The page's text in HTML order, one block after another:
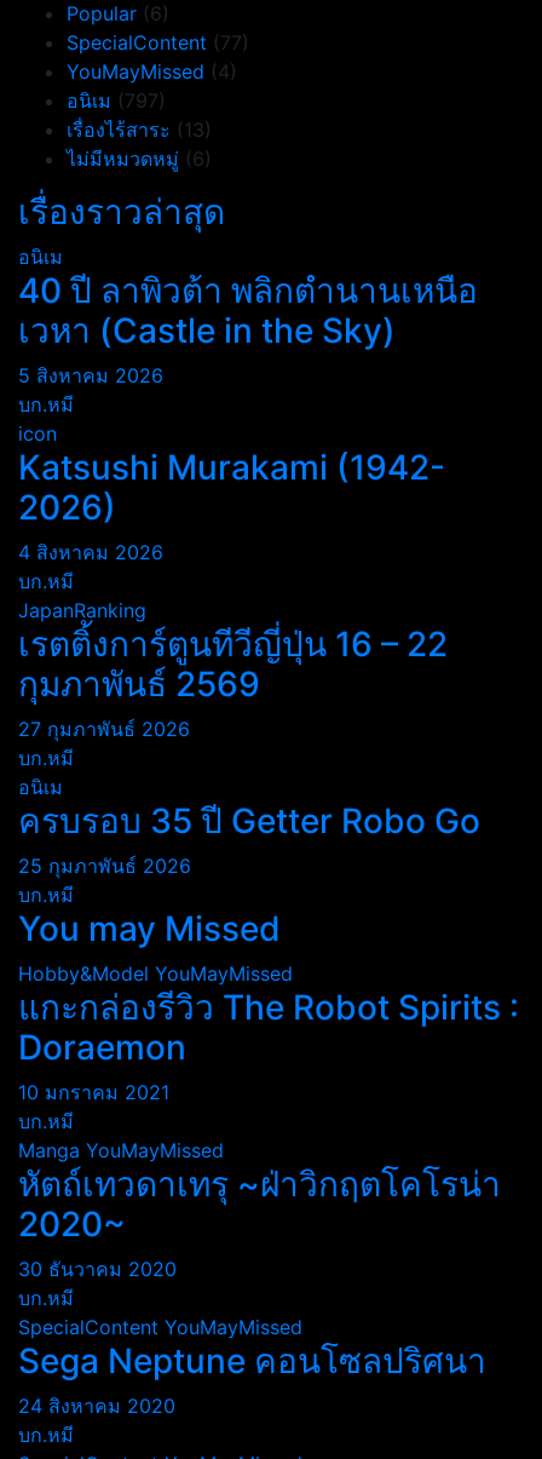
Popular (6)
SpecialContent (77)
YouMayMissed (4)
อนิเม (797)
เรื่องไร้สาระ (13)
ไม่มีหมวดหมู่ (6)
เรื่องราวล่าสุด
อนิเม
40 ปี ลาพิวต้า พลิกตำนานเหนือ
เวหา (Castle in the Sky)
5 สิงหาคม 2026
บก.หมี
icon
Katsushi Murakami (1942-
2026)
4 สิงหาคม 2026
บก.หมี
JapanRanking
เรตติ้งการ์ตูนทีวีญี่ปุ่น 16 – 22
กุมภาพันธ์ 2569
27 กุมภาพันธ์ 2026
บก.หมี
อนิเม
ครบรอบ 35 ปี Getter Robo Go
25 กุมภาพันธ์ 2026
บก.หมี
You may Missed
Hobby&Model YouMayMissed
แกะกล่องรีวิว The Robot Spirits :
Doraemon
10 มกราคม 2021
บก.หมี
Manga YouMayMissed
หัตถ์เทวดาเทรุ ~ฝ่าวิกฤตโคโรน่า
2020~
30 ธันวาคม 2020
บก.หมี
SpecialContent YouMayMissed
Sega Neptune คอนโซลปริศนา
24 สิงหาคม 2020
บก.หมี